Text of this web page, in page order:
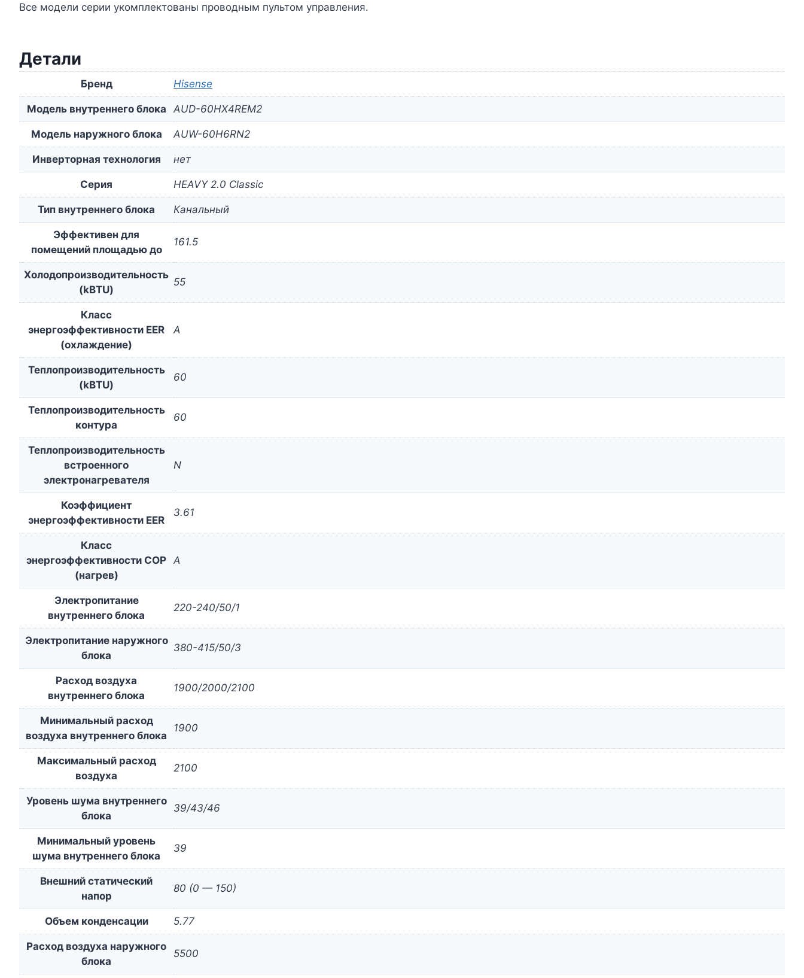
Все модели серии укомплектованы проводным пультом управления.
Детали
Бренд Hisense
Модель внутреннего блока AUD-60HX4REM2
Модель наружного блока AUW-60H6RN2
Инверторная технология нет
Серия HEAVY 2.0 Classic
Тип внутреннего блока Канальный
Эффективен для
помещений площадью до
161.5
Холодопроизводительность
(kBTU)
55
Класс
энергоэффективности EER
(охлаждение)
A
Теплопроизводительность
(kBTU)
60
Теплопроизводительность
контура
60
Теплопроизводительность
встроенного
электронагревателя
N
Коэффициент
энергоэффективности EER
3.61
Класс
энергоэффективности COP
(нагрев)
A
Электропитание
внутреннего блока
220-240/50/1
Электропитание наружного
блока
380-415/50/3
Расход воздуха
внутреннего блока
1900/2000/2100
Минимальный расход
воздуха внутреннего блока
1900
Максимальный расход
воздуха
2100
Уровень шума внутреннего
блока
39/43/46
Минимальный уровень
шума внутреннего блока
39
Внешний статический
напор
80 (0 — 150)
Объем конденсации 5.77
Расход воздуха наружного
блока
5500